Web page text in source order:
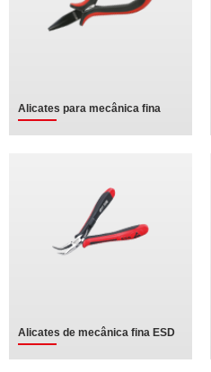
Alicates para mecânica fina
Alicates de mecânica fina ESD